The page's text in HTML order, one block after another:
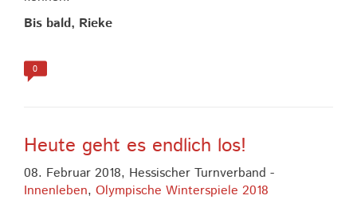
Bis bald, Rieke
0
Heute geht es endlich los!
08. Februar 2018, Hessischer Turnverband -
Innenleben, Olympische Winterspiele 2018